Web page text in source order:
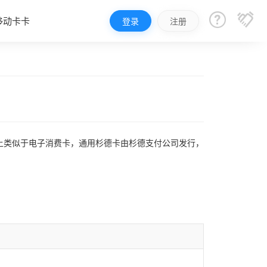
动卡卡 登录 注册  
似于电子消费卡，通用杉德卡由杉德支付公司发行，